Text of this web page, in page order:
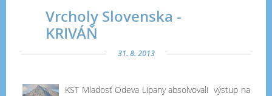
Vrcholy Slovenska -
KRIVÁŇ
31. 8. 2013
KST Mladosť Odeva Lipany absolvovali výstup na